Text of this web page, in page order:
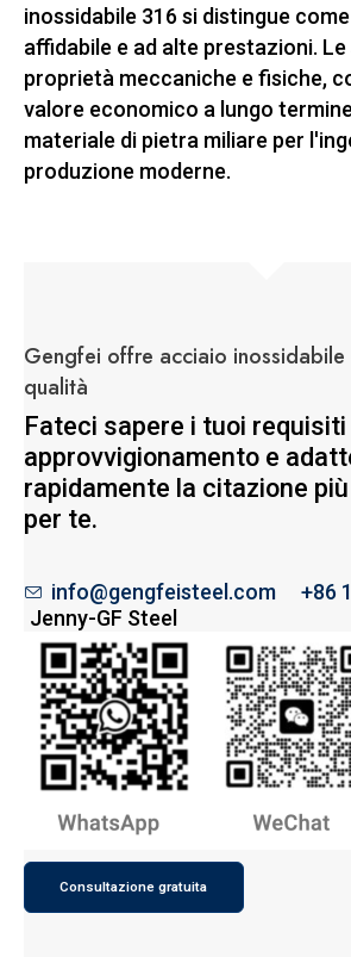
inossidabile 316 si distingue
affidabile e ad alte prestazioni.
proprietà meccaniche e fisiche,
valore economico a lungo
materiale di pietra miliare per
produzione moderne.
Gengfei offre acciaio
qualità
Fateci sapere i tuoi requisiti
approvvigionamento e
rapidamente la citazione
per te.
info@gengfeisteel.com
+86
Jenny-GF Steel
Consultazione gratuita